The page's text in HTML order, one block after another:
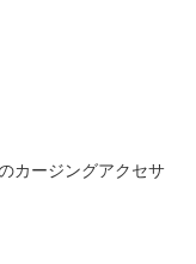
カージングアクセサ